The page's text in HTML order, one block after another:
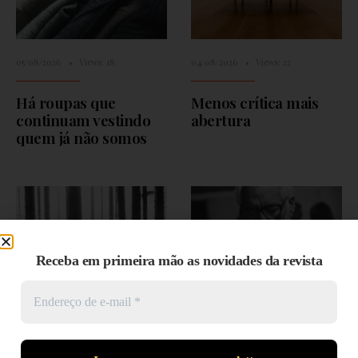
Há roupas que
continuam vestindo
quem já não somos
Menos crítica mais
abertura
28/07/2026
Receba em primeira mão as novidades da revista